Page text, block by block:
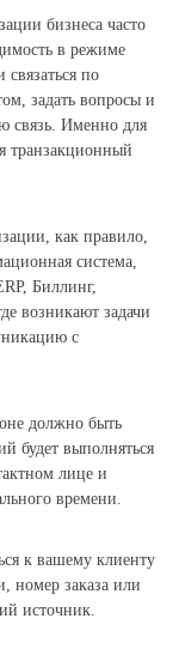
бизнеса часто
в режиме
связаться по
задать вопросы и
связь. Именно для
транзакционный
как правило,
система,
Биллинг,
возникают задачи
с
должно быть
будет выполняться
лице и
времени.
к вашему клиенту
номер заказа или
источник.